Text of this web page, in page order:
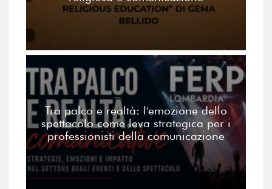
Tra palco e realtà: l'emozione dello
spettacolo come leva strategica per i
professionisti della comunicazione